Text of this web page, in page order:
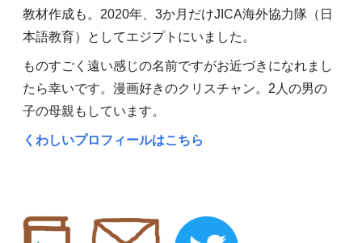
教材作成も。2020年、3か月だけJICA海外協力隊（日
本語教育）としてエジプトにいました。
ものすごく遠い感じの名前ですがお近づきになれまし
たら幸いです。漫画好きのクリスチャン。2人の男の
子の母親もしています。
くわしいプロフィールはこちら